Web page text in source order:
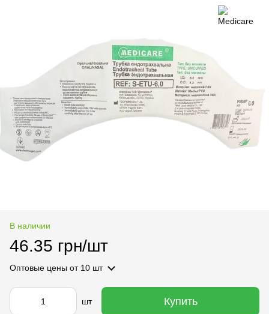
В наличии
46.35 грн/шт
Оптовые цены от 10 шт
шт Купить